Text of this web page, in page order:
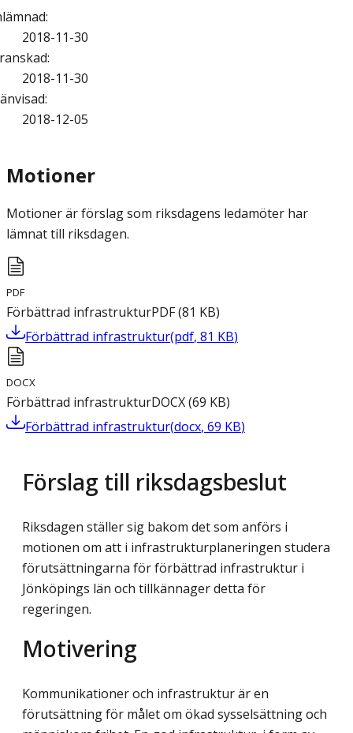
:
2018-11-30
:
2018-11-30
:
2018-12-05
Motioner
Motioner är förslag som riksdagens ledamöter har
lämnat till riksdagen.
PDF
Förbättrad infrastrukturPDF(81 KB)
Förbättrad infrastruktur(pdf, 81 KB)
DOCX
Förbättrad infrastrukturDOCX(69 KB)
Förbättrad infrastruktur(docx, 69 KB)
Förslag till riksdagsbeslut
Riksdagen ställer sig bakom det som anförs i
motionen om att i infrastrukturplaneringen studera
förutsättningarna för förbättrad infrastruktur i
Jönköpings län och tillkännager detta för
regeringen.
Motivering
Kommunikationer och infrastruktur är en
förutsättning för målet om ökad sysselsättning och